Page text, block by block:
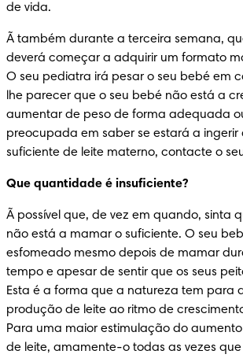
de vida.
Ã também durante a terceira semana,
deverá começar a adquirir um formato
O seu pediatra irá pesar o seu bebé em
lhe parecer que o seu bebé não está a
aumentar de peso de forma adequada
preocupada em saber se estará a
suficiente de leite materno, contacte o
Que quantidade é insuficiente?
Ã possível que, de vez em quando, sinta
não está a mamar o suficiente. O seu
esfomeado mesmo depois de mamar
tempo e apesar de sentir que os seus
Esta é a forma que a natureza tem para
produção de leite ao ritmo de
Para uma maior estimulação do
de leite, amamente-o todas as vezes que